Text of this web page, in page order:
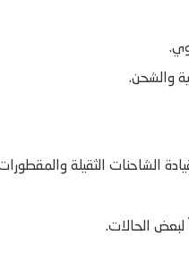
والشحن.